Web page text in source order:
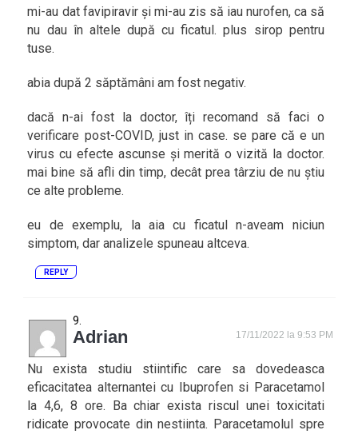
mi-au dat favipiravir și mi-au zis să iau nurofen, ca să
nu dau în altele după cu ficatul. plus sirop pentru
tuse.
abia după 2 săptămâni am fost negativ.
dacă n-ai fost la doctor, îți recomand să faci o
verificare post-COVID, just in case. se pare că e un
virus cu efecte ascunse și merită o vizită la doctor.
mai bine să afli din timp, decât prea târziu de nu știu
ce alte probleme.
eu de exemplu, la aia cu ficatul n-aveam niciun
simptom, dar analizele spuneau altceva.
REPLY
Adrian 17/11/2022 la 9:53 PM
Nu exista studiu stiintific care sa dovedeasca
eficacitatea alternantei cu Ibuprofen si Paracetamol
la 4,6, 8 ore. Ba chiar exista riscul unei toxicitati
ridicate provocate din nestiinta. Paracetamolul spre